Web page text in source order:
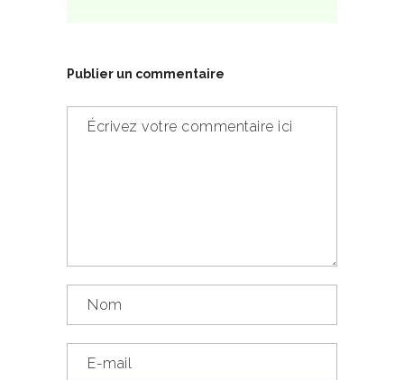
Publier un commentaire